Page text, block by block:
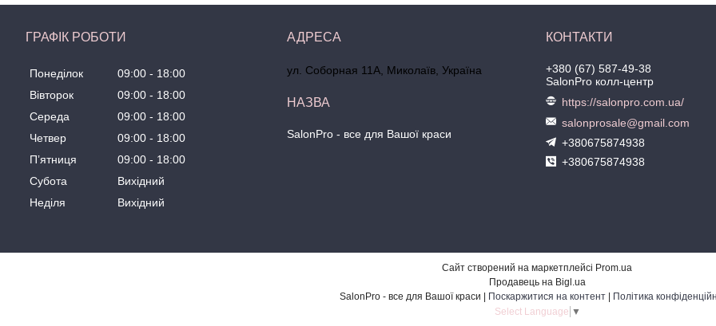
ГРАФІК РОБОТИ
Понеділок 09:00
18:00
Вівторок
09:00
18:00
Середа
09:00
18:00
Четвер
09:00
18:00
Пʼятниця
09:00
18:00
Субота
Вихідний
Неділя
Вихідний
ул. Соборная 11А, Миколаїв, Україна
SalonPro - все для Вашої краси
+380 (67) 587-49-38
SalonPro колл-центр
https://salonpro.com.ua/
salonprosale@gmail.com
+380675874938
+380675874938
Сайт створений на маркетплейсі Prom.ua
Продавець на Bigl.ua
SalonPro - все для Вашої краси | Поскаржитися на контент | Політика
Select Language ▼